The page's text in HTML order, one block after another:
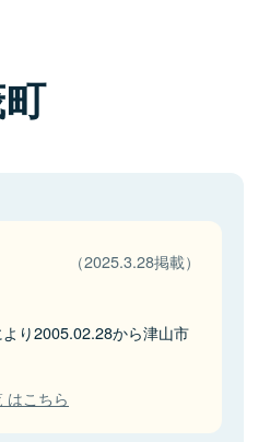
（2025.3.28掲載）
り2005.02.28から津山市
はこちら